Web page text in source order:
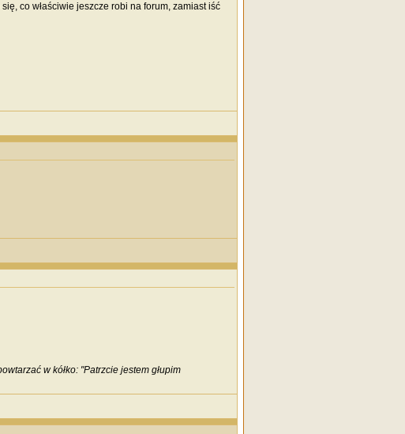
co właściwie jeszcze robi na forum, zamiast iść
w kółko: "Patrzcie jestem głupim